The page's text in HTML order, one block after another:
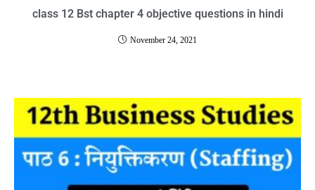
class 12 Bst chapter 4 objective questions in hindi
November 24, 2021